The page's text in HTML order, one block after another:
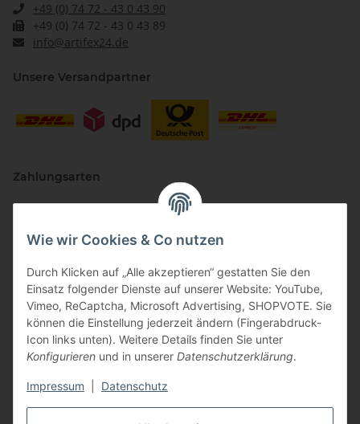
Wie wir Cookies & Co nutzen
Durch Klicken auf „Alle akzeptieren“ gestatten Sie den
Einsatz folgender Dienste auf unserer Website: YouTube,
Vimeo, ReCaptcha, Microsoft Advertising, SHOPVOTE. Sie
können die Einstellung jederzeit ändern (Fingerabdruck-
Icon links unten). Weitere Details finden Sie unter
Konfigurieren und in unserer Datenschutzerklärung.
Impressum Datenschutz
+49 (0) 74 72 - 43 0 43 90
+49 (0) 74 72 - 43 0 43 89
info@artifex24.de
Unsere Versandpartner
Zahlungsarten
Vertriebspartner